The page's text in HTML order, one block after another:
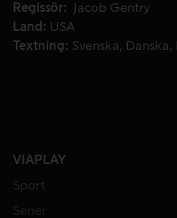
Regissör
Jacob Gentry
Land
USA
Textning
Svenska Danska
VIAPLAY
Sport
Serier